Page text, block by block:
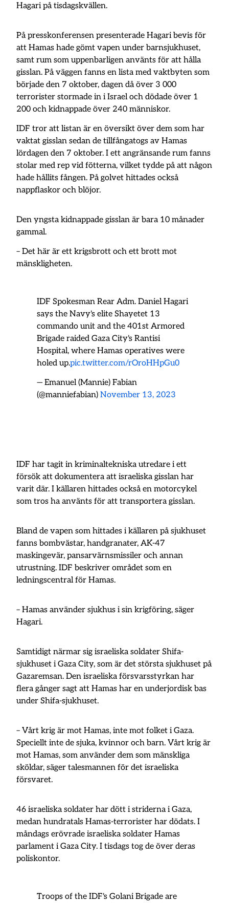
Hagari på tisdagskvällen.
På presskonferensen presenterade Hagari bevis för
att Hamas hade gömt vapen under barnsjukhuset,
samt rum som uppenbarligen använts för att hålla
gisslan. På väggen fanns en lista med vaktbyten som
började den 7 oktober, dagen då över 3 000
terrorister stormade in i Israel och dödade över 1
200 och kidnappade över 240 människor.
IDF tror att listan är en översikt över dem som har
vaktat gisslan sedan de tillfångatogs av Hamas
lördagen den 7 oktober. I ett angränsande rum fanns
stolar med rep vid fötterna, vilket tydde på att någon
hade hållits fången. På golvet hittades också
nappflaskor och blöjor.
Den yngsta kidnappade gisslan är bara 10 månader
gammal.
– Det här är ett krigsbrott och ett brott mot
mänskligheten.
IDF Spokesman Rear Adm. Daniel Hagari
says the Navy's elite Shayetet 13
commando unit and the 401st Armored
Brigade raided Gaza City's Rantisi
Hospital, where Hamas operatives were
holed up.pic.twitter.com/rOroHHpGu0
— Emanuel (Mannie) Fabian
(@manniefabian)November 13, 2023
IDF har tagit in kriminaltekniska utredare i ett
försök att dokumentera att israeliska gisslan har
varit där. I källaren hittades också en motorcykel
som tros ha använts för att transportera gisslan.
Bland de vapen som hittades i källaren på sjukhuset
fanns bombvästar, handgranater, AK-47
maskingevär, pansarvärnsmissiler och annan
utrustning. IDF beskriver området som en
ledningscentral för Hamas.
– Hamas använder sjukhus i sin krigföring, säger
Hagari.
Samtidigt närmar sig israeliska soldater Shifa-
sjukhuset i Gaza City, som är det största sjukhuset på
Gazaremsan. Den israeliska försvarsstyrkan har
flera gånger sagt att Hamas har en underjordisk bas
under Shifa-sjukhuset.
– Vårt krig är mot Hamas, inte mot folket i Gaza.
Speciellt inte de sjuka, kvinnor och barn. Vårt krig är
mot Hamas, som använder dem som mänskliga
sköldar, säger talesmannen för det israeliska
försvaret.
46 israeliska soldater har dött i striderna i Gaza,
medan hundratals Hamas-terrorister har dödats. I
måndags erövrade israeliska soldater Hamas
parlament i Gaza City. I tisdags tog de över deras
poliskontor.
Troops of the IDF's Golani Brigade are